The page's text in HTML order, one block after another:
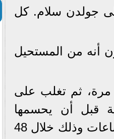
جولدن سلام. كل
أنه من المستحيل
وتغلب ديوكوفيتش على نادال الذي تُوج بلقب رولان جاروس 13 مرة، ثم تغلب على
قبل أن يحسمها
ديوكوفيتش عبر مجموعة خامسة، وقد استغرقت المباراتان نحو 8 ساعات وذلك خلال 48